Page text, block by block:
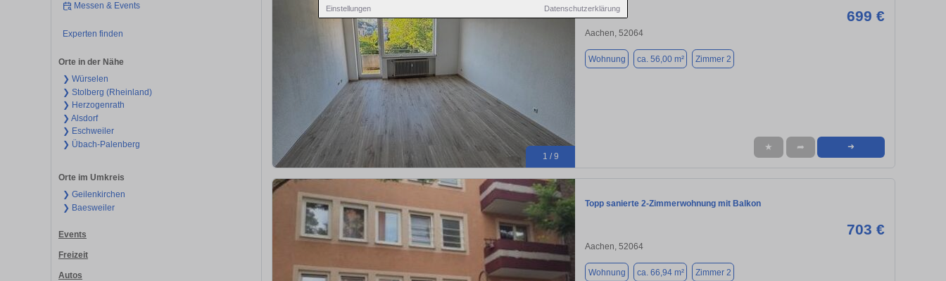
Einstellungen Datenschutzerklärung
Messen & Events
Experten finden
Orte in der Nähe
❯ Würselen
❯ Stolberg (Rheinland)
❯ Herzogenrath
❯ Alsdorf
❯ Eschweiler
❯ Übach-Palenberg
Orte im Umkreis
❯ Geilenkirchen
❯ Baesweiler
Events
Freizeit
Autos
1 / 9
699 €
Aachen, 52064
Wohnung ca. 56,00 m² Zimmer 2
★ ➦ ➜
Topp sanierte 2-Zimmerwohnung mit Balkon
703 €
Aachen, 52064
Wohnung ca. 66,94 m² Zimmer 2